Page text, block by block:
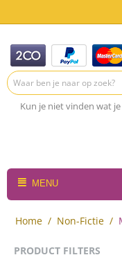
Kun je niet vinden wat
MENU
Home / Non-Fictie /
PRODUCT FILTERS